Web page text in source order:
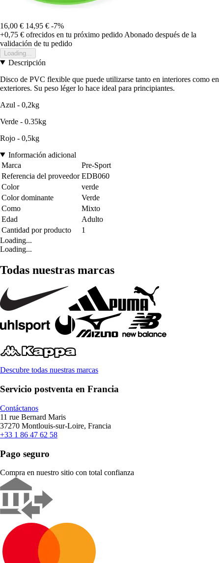
16,00 € 14,95 € -7%
+0,75 € ofrecidos en tu próximo pedido Abonado después de la
validación de tu pedido
Loading...
Descripción
Disco de PVC flexible que puede utilizarse tanto en interiores como en
exteriores. Su peso léger lo hace ideal para principiantes.
Azul - 0,2kg
Verde - 0.35kg
Rojo - 0,5kg
Información adicional
Marca
Pre-Sport
Referencia del proveedor EDB060
Color
verde
Color dominante
Verde
Como
Mixto
Edad
Adulto
Cantidad por producto
1
Loading...
Loading...
Todas nuestras marcas
Descubre todas nuestras marcas
Servicio postventa en Francia
Contáctanos
11 rue Bernard Maris
37270 Montlouis-sur-Loire, Francia
+33 1 86 47 62 58
Pago seguro
Compra en nuestro sitio con total confianza